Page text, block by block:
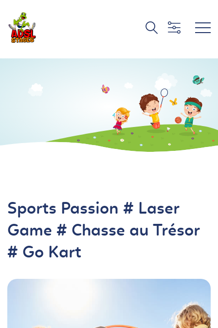
Sports Passion # Laser
Game # Chasse au Trésor
# Go Kart